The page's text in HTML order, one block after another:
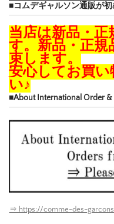
■コムデギャルソン通販が
当店は新品・
す。新品・正
束します。
安心してお買
い♪
■About International Order &
⇒ https://comme-des-